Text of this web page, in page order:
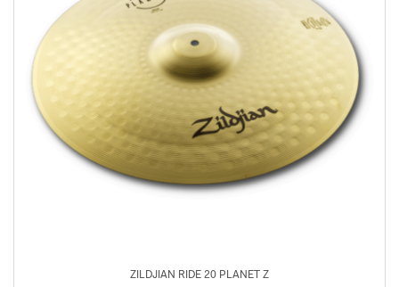
ZILDJIAN RIDE 20 PLANET Z